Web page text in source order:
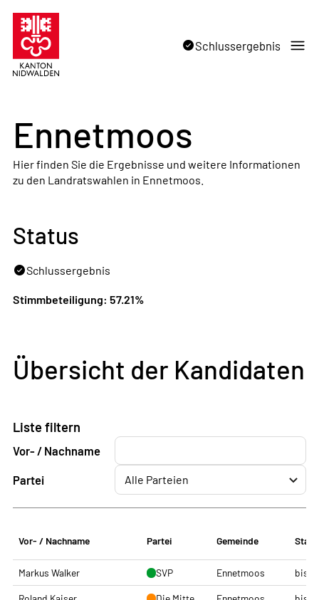
Schlussergebnis
Ennetmoos
Hier finden Sie die Ergebnisse und weitere Informationen
zu den Landratswahlen in Ennetmoos.
Status
Schlussergebnis
Stimmbeteiligung: 57.21%
Übersicht der Kandidaten
Liste filtern
Vor- / Nachname
Partei
Vor- / Nachname Partei Gemeinde
Markus Walker SVP Ennetmoos